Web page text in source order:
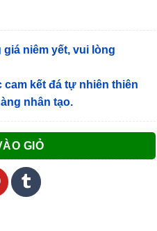
niêm yết, vui lòng
cam kết đá tự nhiên thiên
nhân tạo.
GIỎ